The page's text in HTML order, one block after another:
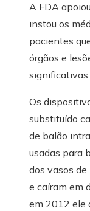
A FDA
instou os
pacientes
órgãos e
significativas.
Os
substituído
de balão
usadas para
dos vasos
e caíram em
em 2012 ele